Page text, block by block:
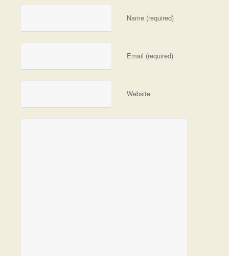
Name (required)
Email (required)
Website